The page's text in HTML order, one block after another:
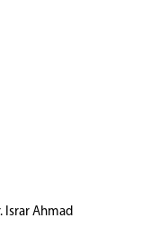
Israr Ahmad